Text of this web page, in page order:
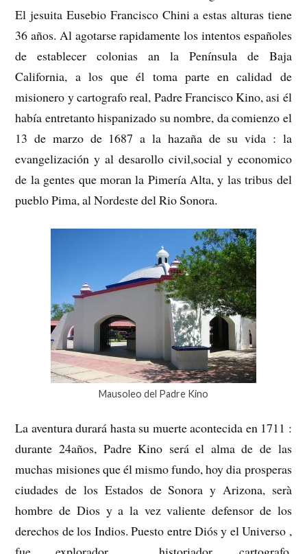
El jesuita Eusebio Francisco Chini a estas alturas tiene
36 años. Al agotarse rapidamente los intentos españoles
de establecer colonias an la Península de Baja
California, a los que él toma parte en calidad de
misionero y cartografo real, Padre Francisco Kino, asi él
había entretanto hispanizado su nombre, da comienzo el
13 de marzo de 1687 a la hazaña de su vida : la
evangelización y al desarollo civil,social y economico
de la gentes que moran la Pimería Alta, y las tribus del
pueblo Pima, al Nordeste del Rio Sonora.
Mausoleo del Padre Kino
La aventura durará hasta su muerte acontecida en 1711 :
durante 24años, Padre Kino será el alma de de las
muchas misiones que él mismo fundo, hoy dia prosperas
ciudades de los Estados de Sonora y Arizona, serà
hombre de Dios y a la vez valiente defensor de los
derechos de los Indios. Puesto entre Diós y el Universo ,